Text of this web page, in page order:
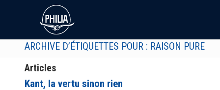
ARCHIVE D’ÉTIQUETTES POUR : RAISON PURE
Articles
Kant, la vertu sinon rien